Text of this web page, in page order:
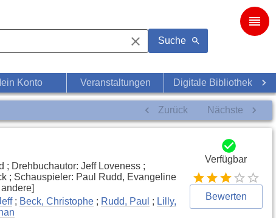
Suche
Konto Veranstaltungen Digitale Bibliothek
Zurück Nächste
; Drehbuchautor: Jeff Loveness ;
; Schauspieler: Paul Rudd, Evangeline
; Beck, Christophe ; Rudd, Paul ; Lilly,
Verfügbar
Bewerten